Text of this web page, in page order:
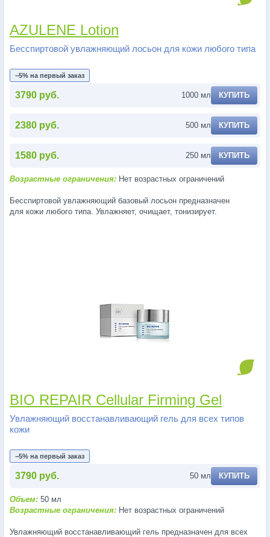
AZULENE Lotion
Бесспиртовой увлажняющий лосьон для кожи любого типа
−5% на первый заказ
3790 руб. 1000 мл КУПИТЬ
2380 руб. 500 мл КУПИТЬ
1580 руб. 250 мл КУПИТЬ
Возрастные ограничения: Нет возрастных ограничений
Бесспиртовой увлажняющий базовый лосьон предназначен
для кожи любого типа. Увлажняет, очищает, тонизирует.
BIO REPAIR Cellular Firming Gel
Увлажняющий восстанавливающий гель для всех типов
кожи
−5% на первый заказ
3790 руб. 50 мл КУПИТЬ
Объем: 50 мл
Возрастные ограничения: Нет возрастных ограничений
Увлажняющий восстанавливающий гель предназначен для всех